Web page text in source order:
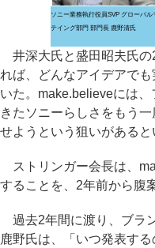
ソニー業務執行役員SVP グローバル
テイング部門 部門長 鹿野清氏
井深大氏と盛田昭夫氏の
れば、どんなアイデアで
いた。make.believeには
きたソニーらしさをもう
せようという狙いがあると
ストリンガー会長は、
することを、2年前から腹
過去2年間に渡り、ブラ
鹿野氏は、「いつ発表す